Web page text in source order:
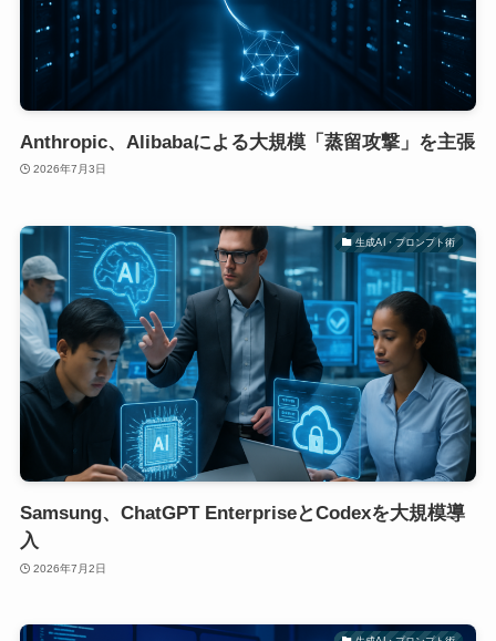
Anthropic、Alibabaによる大規模「蒸留攻撃」を主張
2026年7月3日
生成AI・プロンプト術
Samsung、ChatGPT EnterpriseとCodexを大規模導
入
2026年7月2日